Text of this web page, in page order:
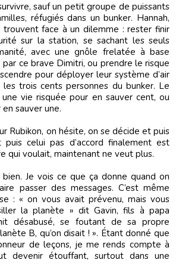
sauf un petit groupe de puissants
réfugiés dans un bunker. Hannah,
face à un dilemme : rester finir
sur la station, se sachant les seuls
avec une gnôle frelatée à base
par ce brave Dimitri, ou prendre le risque
pour déployer leur système d’air
trois cents personnes du bunker. Le
vie risquée pour en sauver cent, ou
sauver une.
Rubikon, on hésite, on se décide et puis
celui pas d’accord finalement est
qui voulait, maintenant ne veut plus.
Je vois ce que ça donne quand on
passer des messages. C’est même
: « on vous avait prévenu, mais vous
la planète » dit Gavin, fils à papa
désabusé, se foutant de sa propre
B, qu’on disait ! ». Étant donné que
de leçons, je me rends compte à
devenir étouffant, surtout dans une